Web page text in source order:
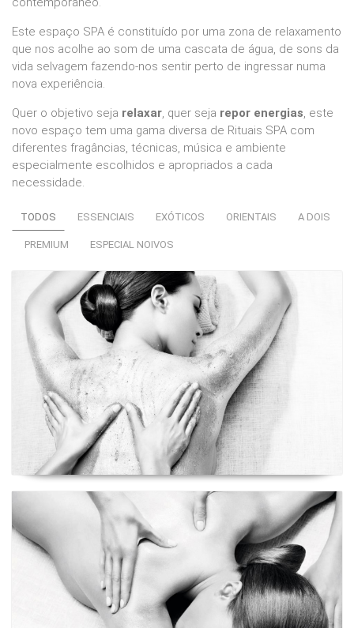
Este espaço SPA é constituído por uma zona de relaxamento
que nos acolhe ao som de uma cascata de água, de sons da
vida selvagem fazendo-nos sentir perto de ingressar numa
nova experiência.
Quer o objetivo seja relaxar, quer seja repor energias, este
novo espaço tem uma gama diversa de Rituais SPA com
diferentes fragâncias, técnicas, música e ambiente
especialmente escolhidos e apropriados a cada
necessidade.
TODOS ESSENCIAIS EXÓTICOS ORIENTAIS A DOIS
PREMIUM ESPECIAL NOIVOS
Ritual Revitalização
Ritual Equilibrium